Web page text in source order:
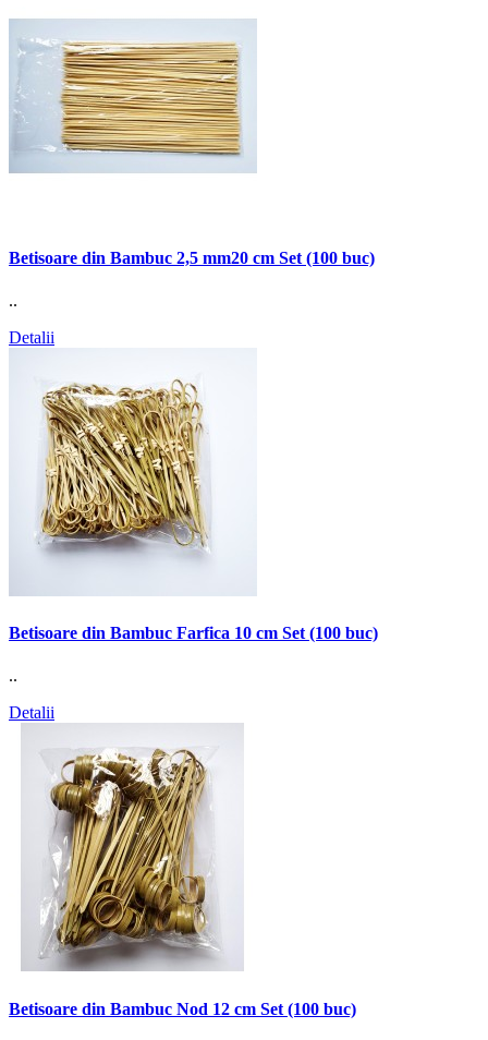
Betisoare din Bambuc 2,5 mm20 cm Set (100 buc)
..
Detalii
Betisoare din Bambuc Farfica 10 cm Set (100 buc)
..
Detalii
Betisoare din Bambuc Nod 12 cm Set (100 buc)